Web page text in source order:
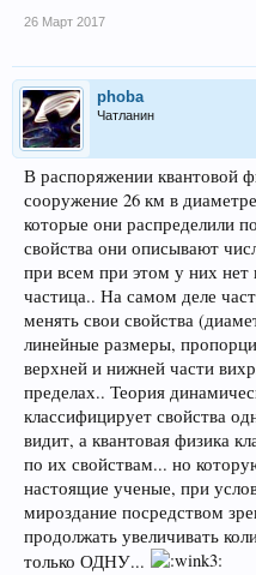
26 Март 2017
phoba
Чатланин
В распоряжении квантовой
сооружение 26 км в
которые они распределили
свойства они описывают
при всем при этом у них нет
частица.. На самом деле
менять свои свойства
линейные размеры,
верхней и нижней части
пределах.. Теория
классифицирует свойства
видит, а квантовая физика
по их свойствам... но
настоящие ученые, при
мироздание посредством
продолжать увеличивать
только ОДНУ...